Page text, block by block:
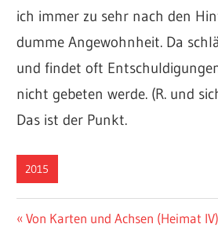
ich immer zu sehr nach den
dumme Angewohnheit. Da
und findet oft
nicht gebeten werde. (R. und
Das ist der Punkt.
2015
Beitragsnavigation
Vorheriger
Von Karten und Achsen (Heimat IV)